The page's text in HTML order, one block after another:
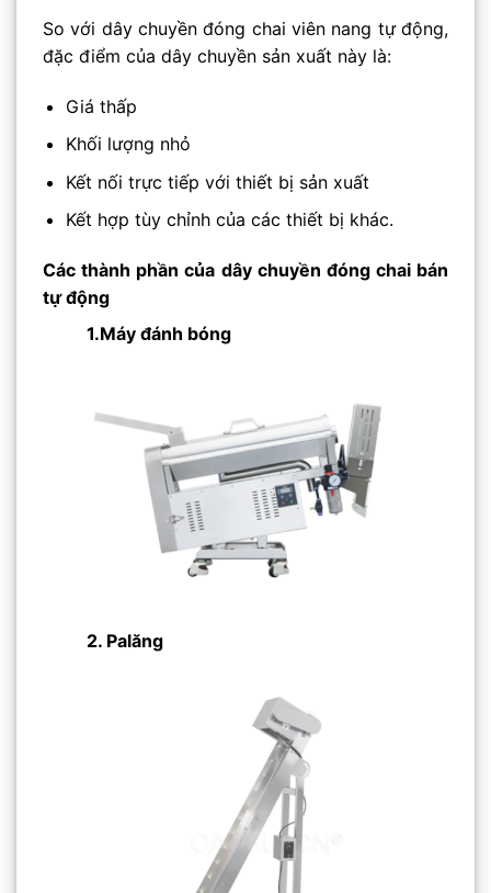
So với dây chuyền đóng chai viên nang tự động,
đặc điểm của dây chuyền sản xuất này là:
Giá thấp
Khối lượng nhỏ
Kết nối trực tiếp với thiết bị sản xuất
Kết hợp tùy chỉnh của các thiết bị khác.
Các thành phần của dây chuyền đóng chai bán
tự động
1.Máy đánh bóng
2. Palăng